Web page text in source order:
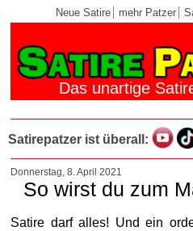
Neue Satire mehr Patzer
Das unartige
Satirepatzer ist überall:
Donnerstag, 8. April 2021
So wirst du zum
Satire darf alles! Und ein